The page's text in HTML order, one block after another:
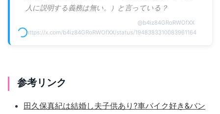
人に説明する義務は無い。）と言っている？
@b4iz84GRoRWOfXX
https://x.com/b4iz84GRoRWOfXX/status/1948383310083961164
参考リンク
田久保真紀は結婚し夫子供あり?車バイク好き&バン